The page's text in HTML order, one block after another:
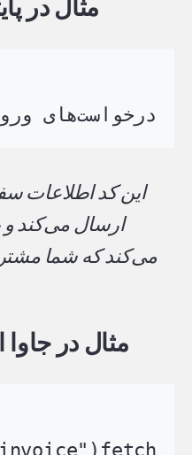
درخواست‌های ورودی payload = { "merchant": "YOUR_API_KEY", "amount": 49.99, "currency": "USDT", "orderId": "ORDER-1234", "description": "اشتراک ماهانه", "callbackUrl": "https://yourdomain.com/webhook", "returnUrl": "https://yourdomain.com/thank-you" } response = requests.post("https://api.oxapay.com/merchant/invoice", json=payload) print(response.json())
ارسال می‌کند و
می‌کند که شما
مثال در
fetch("https://api.oxapay.com/merchant/invoice", { method: "POST", headers: { "Content-Type": "application/json" }, body: JSON.stringify({ merchant: "YOUR_API_KEY", amount: 49.99, currency: "USDT", orderId: "ORDER-1234", description: "اشتراک ماهانه", callbackUrl: "https://yourdomain.com/webhook", returnUrl: "https://yourdomain.com/thank-you" }) }) .then(res => res.json()) .then(data => console.log(data));